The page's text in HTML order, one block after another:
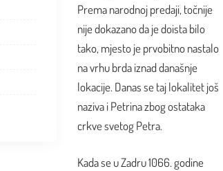
Prema narodnoj predaji, točnije
nije dokazano da je doista bilo
tako, mjesto je prvobitno nastalo
na vrhu brda iznad današnje
lokacije. Danas se taj lokalitet još
naziva i Petrina zbog ostataka
crkve svetog Petra.
Kada se uZadru1066. godine